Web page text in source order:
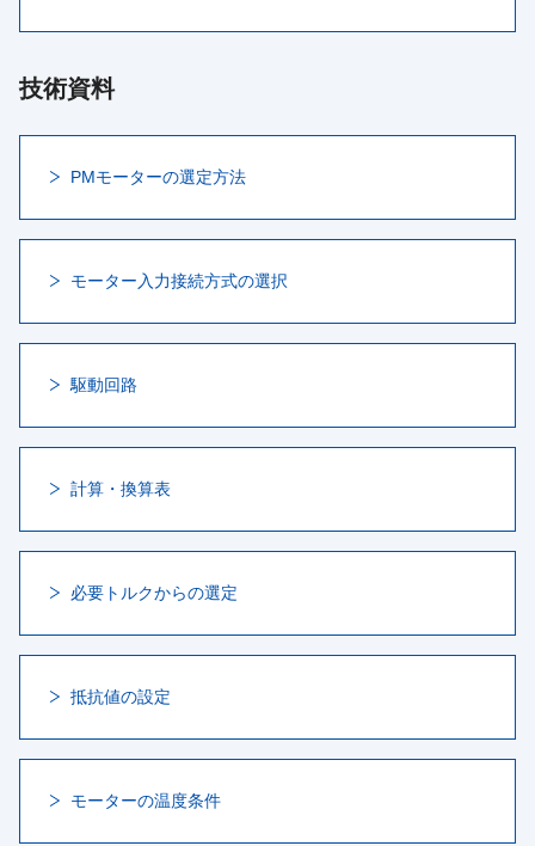
技術資料
PMモーターの選定方法
モーター入力接続方式の選択
駆動回路
計算・換算表
必要トルクからの選定
抵抗値の設定
モーターの温度条件